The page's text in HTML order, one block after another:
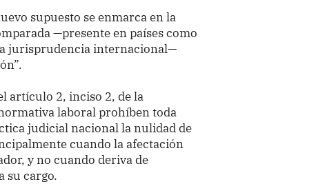
supuesto se enmarca en la
—presente en países como
jurisprudencia internacional—
artículo 2, inciso 2, de la
laboral prohíben toda
judicial nacional la nulidad de
cuando la afectación
y no cuando deriva de
su cargo.